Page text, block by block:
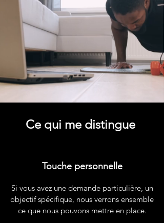
Ce qui me distingue
Touche personnelle
Si vous avez une demande particulière, un
objectif spécifique, nous verrons ensemble
ce que nous pouvons mettre en place.